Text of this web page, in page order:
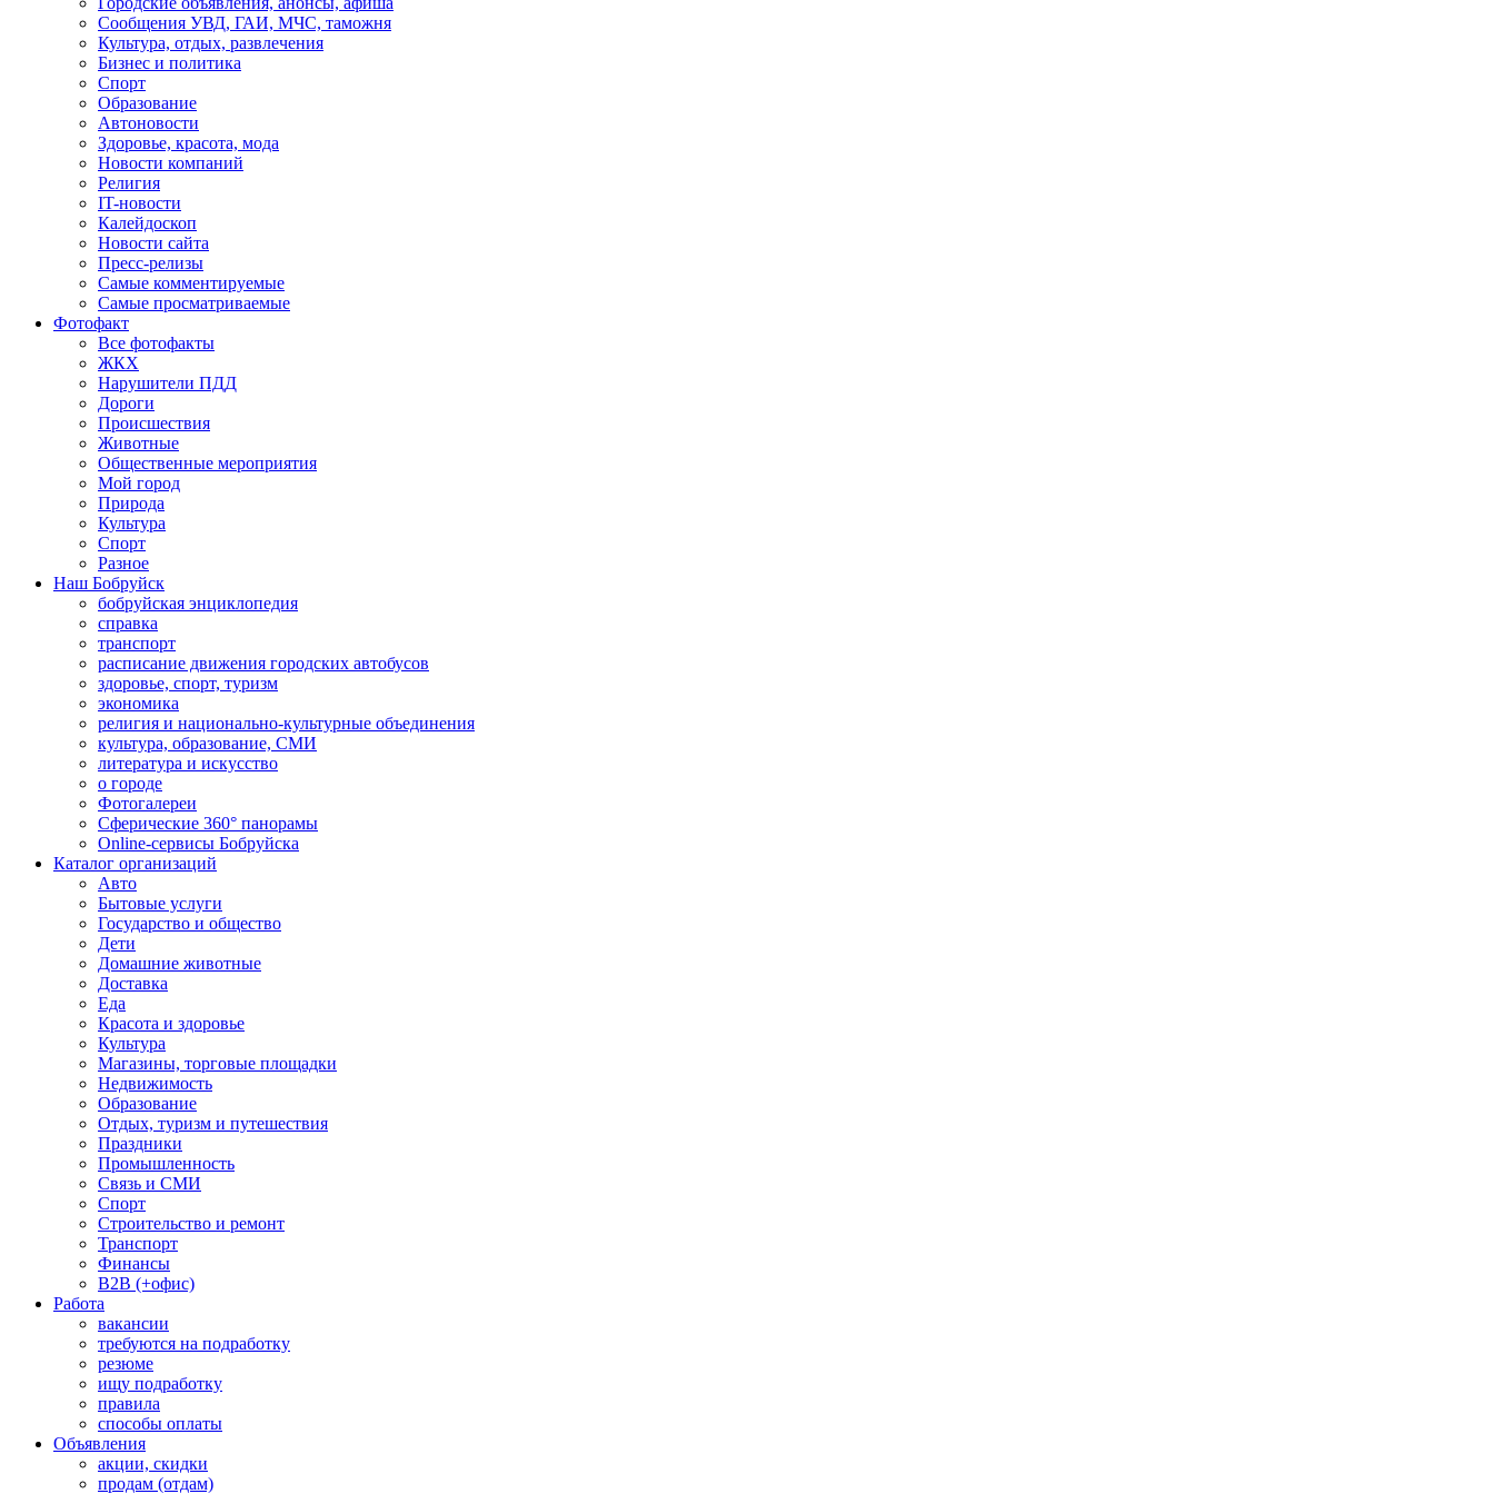
Сообщения УВД, ГАИ, МЧС, таможня
Культура, отдых, развлечения
Бизнес и политика
Спорт
Образование
Автоновости
Здоровье, красота, мода
Новости компаний
Религия
IT-новости
Калейдоскоп
Новости сайта
Пресс-релизы
Самые комментируемые
Самые просматриваемые
Фотофакт
Все фотофакты
ЖКХ
Нарушители ПДД
Дороги
Происшествия
Животные
Общественные мероприятия
Мой город
Природа
Культура
Спорт
Разное
Наш Бобруйск
бобруйская энциклопедия
справка
транспорт
расписание движения городских автобусов
здоровье, спорт, туризм
экономика
религия и национально-культурные объединения
культура, образование, СМИ
литература и искусство
о городе
Фотогалереи
Сферические 360° панорамы
Online-сервисы Бобруйска
Каталог организаций
Авто
Бытовые услуги
Государство и общество
Дети
Домашние животные
Доставка
Еда
Красота и здоровье
Культура
Магазины, торговые площадки
Недвижимость
Образование
Отдых, туризм и путешествия
Праздники
Промышленность
Связь и СМИ
Спорт
Строительство и ремонт
Транспорт
Финансы
B2B (+офис)
Работа
вакансии
требуются на подработку
резюме
ищу подработку
правила
способы оплаты
Объявления
акции, скидки
продам (отдам)